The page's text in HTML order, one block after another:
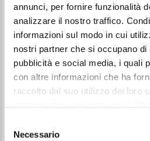
annunci, per fornire funzionalità
analizzare il nostro traffico.
informazioni sul modo in cui
nostri partner che si occupano di
pubblicità e social media, i quali
con altre informazioni che ha
raccolto dal suo utilizzo dei loro
delNecessario
MATITA OCCHI -
Codice: REF501-12